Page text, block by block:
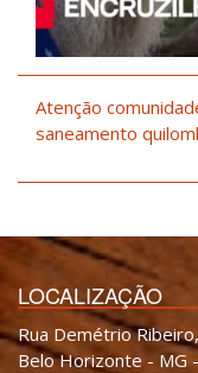
Atenção
saneamento
LOCALIZAÇÃO
Rua Demétrio
Belo Horizonte - MG